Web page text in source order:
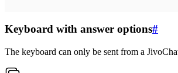
Keyboard with answer options#
The keyboard can only be sent from a